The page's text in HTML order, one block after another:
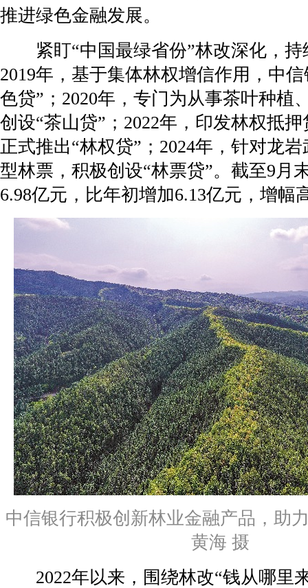
推进绿色金融发展。
紧盯“中国最绿省份”林改深化，持
2019年，基于集体林权增信作用，中
色贷”；2020年，专门为从事茶叶种植
创设“茶山贷”；2022年，印发林权抵
正式推出“林权贷”；2024年，针对龙
型林票，积极创设“林票贷”。截至9月
6.98亿元，比年初增加6.13亿元，增幅
中信银行积极创新林业金融产品，助
黄海 摄
2022年以来，围绕林改“钱从哪里